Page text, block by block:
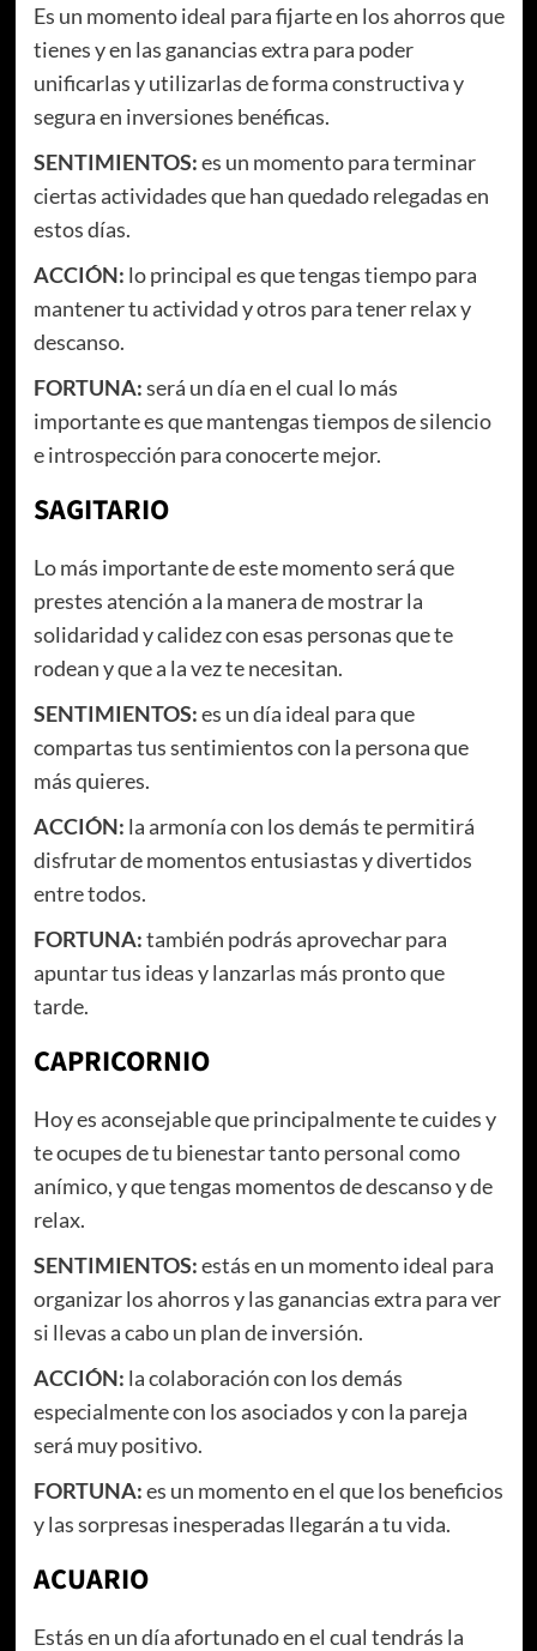
Es un momento ideal para fijarte en los ahorros que
tienes y en las ganancias extra para poder
unificarlas y utilizarlas de forma constructiva y
segura en inversiones benéficas.
SENTIMIENTOS:es un momento para terminar
ciertas actividades que han quedado relegadas en
estos días.
ACCIÓN: lo principal es que tengas tiempo para
mantener tu actividad y otros para tener relax y
descanso.
FORTUNA:será un día en el cual lo más
importante es que mantengas tiempos de silencio
e introspección para conocerte mejor.
SAGITARIO
Lo más importante de este momento será que
prestes atención a la manera de mostrar la
solidaridad y calidez con esas personas que te
rodean y que a la vez te necesitan.
SENTIMIENTOS:es un día ideal para que
compartas tus sentimientos con la persona que
más quieres.
ACCIÓN: la armonía con los demás te permitirá
disfrutar de momentos entusiastas y divertidos
entre todos.
FORTUNA:también podrás aprovechar para
apuntar tus ideas y lanzarlas más pronto que
tarde.
CAPRICORNIO
Hoy es aconsejable que principalmente te cuides y
te ocupes de tu bienestar tanto personal como
anímico, y que tengas momentos de descanso y de
relax.
SENTIMIENTOS:estás en un momento ideal para
organizar los ahorros y las ganancias extra para ver
si llevas a cabo un plan de inversión.
ACCIÓN: la colaboración con los demás
especialmente con los asociados y con la pareja
será muy positivo.
FORTUNA:es un momento en el que los beneficios
y las sorpresas inesperadas llegarán a tu vida.
ACUARIO
Estás en un día afortunado en el cual tendrás la